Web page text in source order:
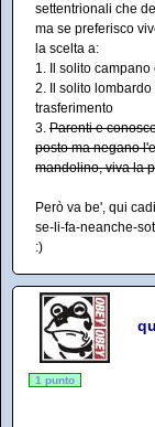
settentrionali che
ma se preferisco
la scelta a:
1. Il solito
2. Il solito
trasferimento
3. Parenti e
posto ma negano
mandolino, viva la
Però va be', qui
se-li-fa-neanche-
:)
1 punto